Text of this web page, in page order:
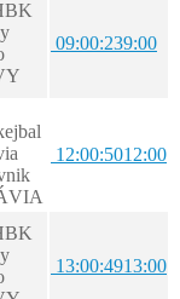
09:00:239:00
12:00:5012:00
13:00:4913:00